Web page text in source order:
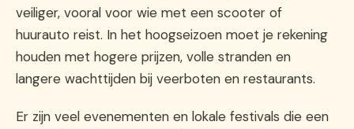
veiliger, vooral voor wie met een scooter of
huurauto reist. In het hoogseizoen moet je rekening
houden met hogere prijzen, volle stranden en
langere wachttijden bij veerboten en restaurants.
Er zijn veel evenementen en lokale festivals die een